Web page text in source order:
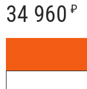
34 960 ₽